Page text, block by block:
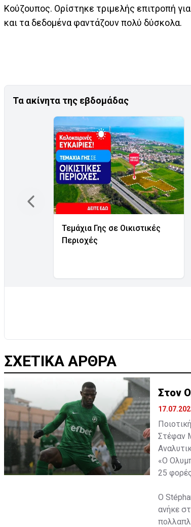
Κούζουπος. Ορίστηκε τριμελής επιτροπή
και τα δεδομένα φαντάζουν πολύ δύσκολα.
Τα ακίνητα της εβδομάδας
Τεμάχια Γης σε Οικιστικές
Περιοχές
ΣΧΕΤΙΚΑ ΑΡΘΡΑ
Στον
Στέφαν
«Ο
25
Ο
ανήκε